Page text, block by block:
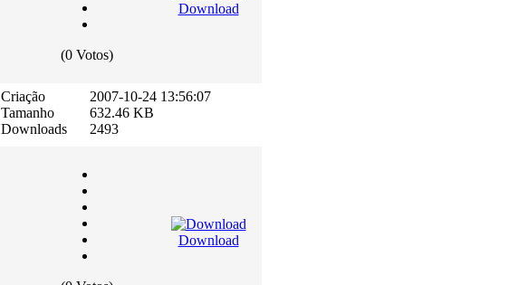
(0 Votos)
Download
Criação
Tamanho
Downloads
2007-10-24 13:56:07
632.46 KB
2493
Download